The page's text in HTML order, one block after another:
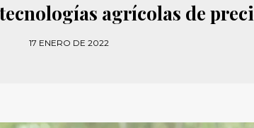
agrícolas de
17 ENERO DE 2022